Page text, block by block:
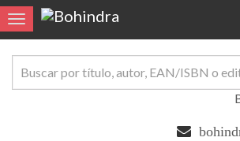
Toggle navigation